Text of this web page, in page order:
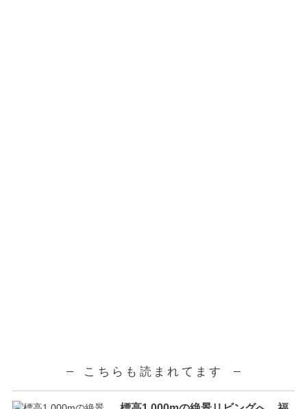
こちらも読まれてます